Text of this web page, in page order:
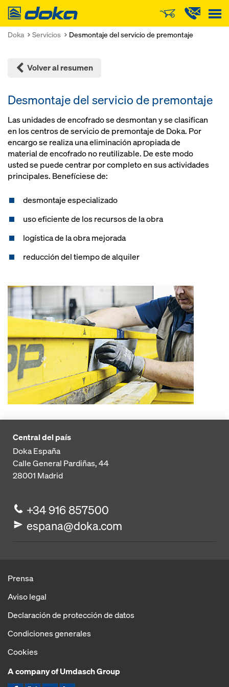
Doka
Doka Servicios Desmontaje del servicio de premontaje
Volver al resumen
Desmontaje del servicio de premontaje
Las unidades de encofra­do se desmontan y se clasifican
en los centros de servicio de premontaje de Doka. Por
encargo se rea­liza una elimina­ción apropia­da de
material de encofra­do no re­utilizable. De es­te modo
usted se puede centrar por completo en sus actividades
principales. Benefíciese de:
desmontaje especializado
uso eficiente de los recursos de la obra
logística de la obra mejorada
reducción del tiempo de alquiler
Central del país
Doka España
Calle General Pardiñas, 44
28001 Madrid
+34 916 857500
espana@doka.com
Prensa
Aviso legal
Declaración de protección de datos
Condiciones generales
Cookies
A company of Umdasch Group